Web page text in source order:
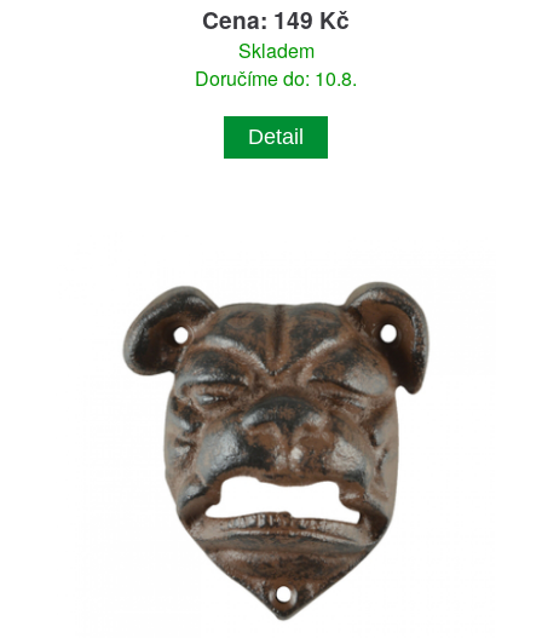
Cena: 149 Kč
Skladem
Doručíme do: 10.8.
Detail